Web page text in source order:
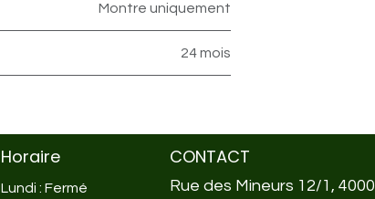
Montre uniquement
24 mois
Horaire
Lundi : Fermé
CONTACT
Rue des Mineurs 12/1, 4000